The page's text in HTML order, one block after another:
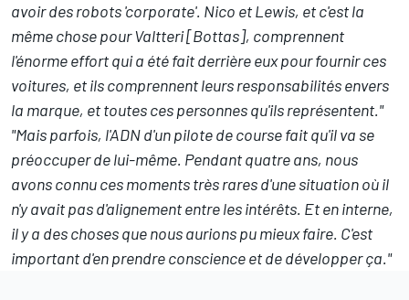
avoir des robots 'corporate'. Nico et Lewis, et c'est la
même chose pour Valtteri [Bottas], comprennent
l'énorme effort qui a été fait derrière eux pour fournir ces
voitures, et ils comprennent leurs responsabilités envers
la marque, et toutes ces personnes qu'ils représentent."
"Mais parfois, l'ADN d'un pilote de course fait qu'il va se
préoccuper de lui-même. Pendant quatre ans, nous
avons connu ces moments très rares d'une situation où il
n'y avait pas d'alignement entre les intérêts. Et en interne,
il y a des choses que nous aurions pu mieux faire. C'est
important d'en prendre conscience et de développer ça."